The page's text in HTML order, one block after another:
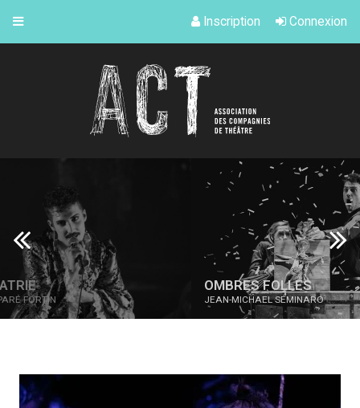
Inscription Connexion
OMBRES FOLLES
JEAN-MICHAEL SEMINARO